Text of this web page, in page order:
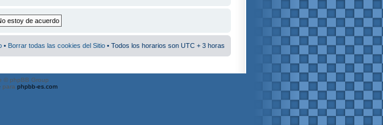
• Borrar todas las cookies del Sitio • Todos los horarios son UTC + 3 horas
© phpBB Group
para phpbb-es.com